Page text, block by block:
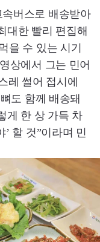
버스로 배송받아
대한 빨리 편집해
을 수 있는 시기
상에서 그는 민어
레 썰어 접시에
도 함께 배송돼
게 한 상 가득 차
’ 할 것”이라며 민